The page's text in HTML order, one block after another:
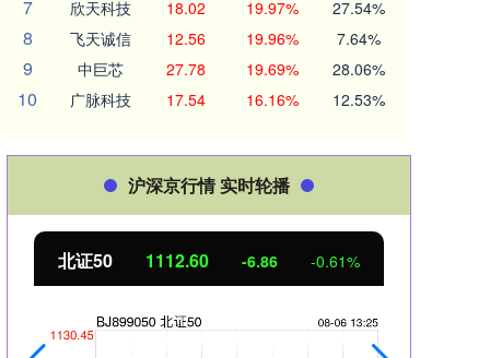
7 欣天科技 18.02 19.97% 27.54%
8 飞天诚信 12.56 19.96% 7.64%
9 中巨芯 27.78 19.69% 28.06%
10 广脉科技 17.54 16.16% 12.53%
沪深京行情 实时轮播
北证50 1112.76 -6.70 -0.60%